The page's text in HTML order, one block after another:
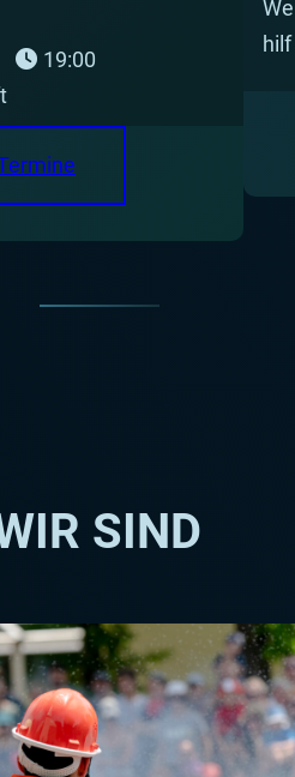
19:00
SIND